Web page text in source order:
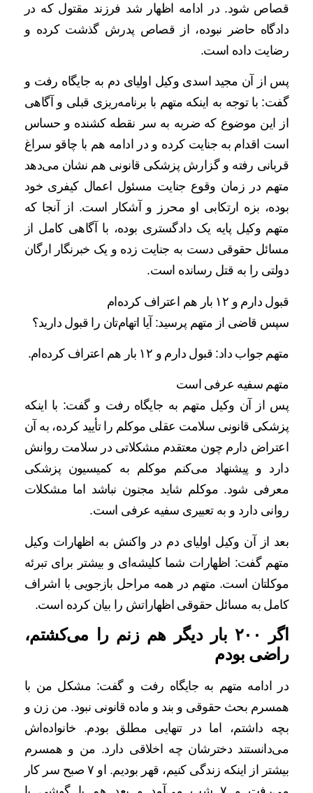
قصاص شود. در ادامه اظهار شد فرزند مقتول که در
دادگاه حاضر نبوده، از قصاص پدرش گذشت کرده و
رضایت داده است.
پس از آن مجید اسدی وکیل اولیای دم به جایگاه رفت و
گفت: با توجه به اینکه متهم با برنامه‌ریزی قبلی و آگاهی
از این موضوع که ضربه به سر نقطه کشنده و حساس
است اقدام به جنایت کرده و در ادامه هم با چاقو سراغ
قربانی رفته و گزارش پزشکی قانونی هم نشان می‌دهد
متهم در زمان وقوع جنایت مسئول اعمال کیفری خود
بوده، بزه ارتکابی او محرز و آشکار است. از آنجا که
متهم وکیل پایه یک دادگستری بوده، با آگاهی کامل از
مسائل حقوقی دست به جنایت زده و یک خبرنگار ارگان
دولتی را به قتل رسانده است.
قبول دارم و ۱۲ بار هم اعتراف کرده‌ام
سپس قاضی از متهم پرسید: آیا اتهام‌تان را قبول دارید؟
متهم جواب داد: قبول دارم و ۱۲ بار هم اعتراف کرده‌ام.
متهم سفیه عرفی است
پس از آن وکیل متهم به جایگاه رفت و گفت: با اینکه
پزشکی قانونی سلامت عقلی موکلم را تأیید کرده، به آن
اعتراض دارم چون معتقدم مشکلاتی در سلامت روانش
دارد و پیشنهاد می‌کنم موکلم به کمیسیون پزشکی
معرفی شود. موکلم شاید مجنون نباشد اما مشکلات
روانی دارد و به تعبیری سفیه عرفی است.
بعد از آن وکیل اولیای دم در واکنش به اظهارات وکیل
متهم گفت: اظهارات شما کلیشه‌ای و بیشتر برای تبرئه
موکلتان است. متهم در همه مراحل بازجویی با اشراف
کامل به مسائل حقوقی اظهاراتش را بیان کرده است.
اگر ۲۰۰ بار دیگر هم زنم را می‌کشتم،
راضی بودم
در ادامه متهم به جایگاه رفت و گفت: مشکل من با
همسرم بحث حقوقی و بند و ماده قانونی نبود. من زن و
بچه داشتم، اما در تنهایی مطلق بودم. خانواده‌اش
می‌دانستند دخترشان چه اخلاقی دارد. من و همسرم
بیشتر از اینکه زندگی کنیم، قهر بودیم. او ۷ صبح سر کار